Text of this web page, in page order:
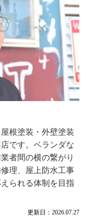
更新日：2026.07.27
根塗装・外壁塗装
です。ベランダな
者間の横の繋がり
理、屋上防水工事
られる体制を目指